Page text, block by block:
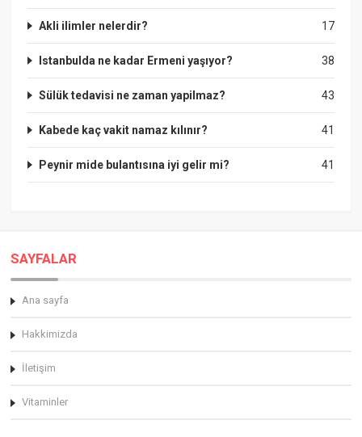
17
Akli ilimler nelerdir?
38
Istanbulda ne kadar Ermeni yaşıyor?
43
Sülük tedavisi ne zaman yapilmaz?
41
Kabede kaç vakit namaz kılınır?
41
Peynir mide bulantısına iyi gelir mi?
SAYFALAR
Ana sayfa
Hakkimizda
İletişim
Vitaminler